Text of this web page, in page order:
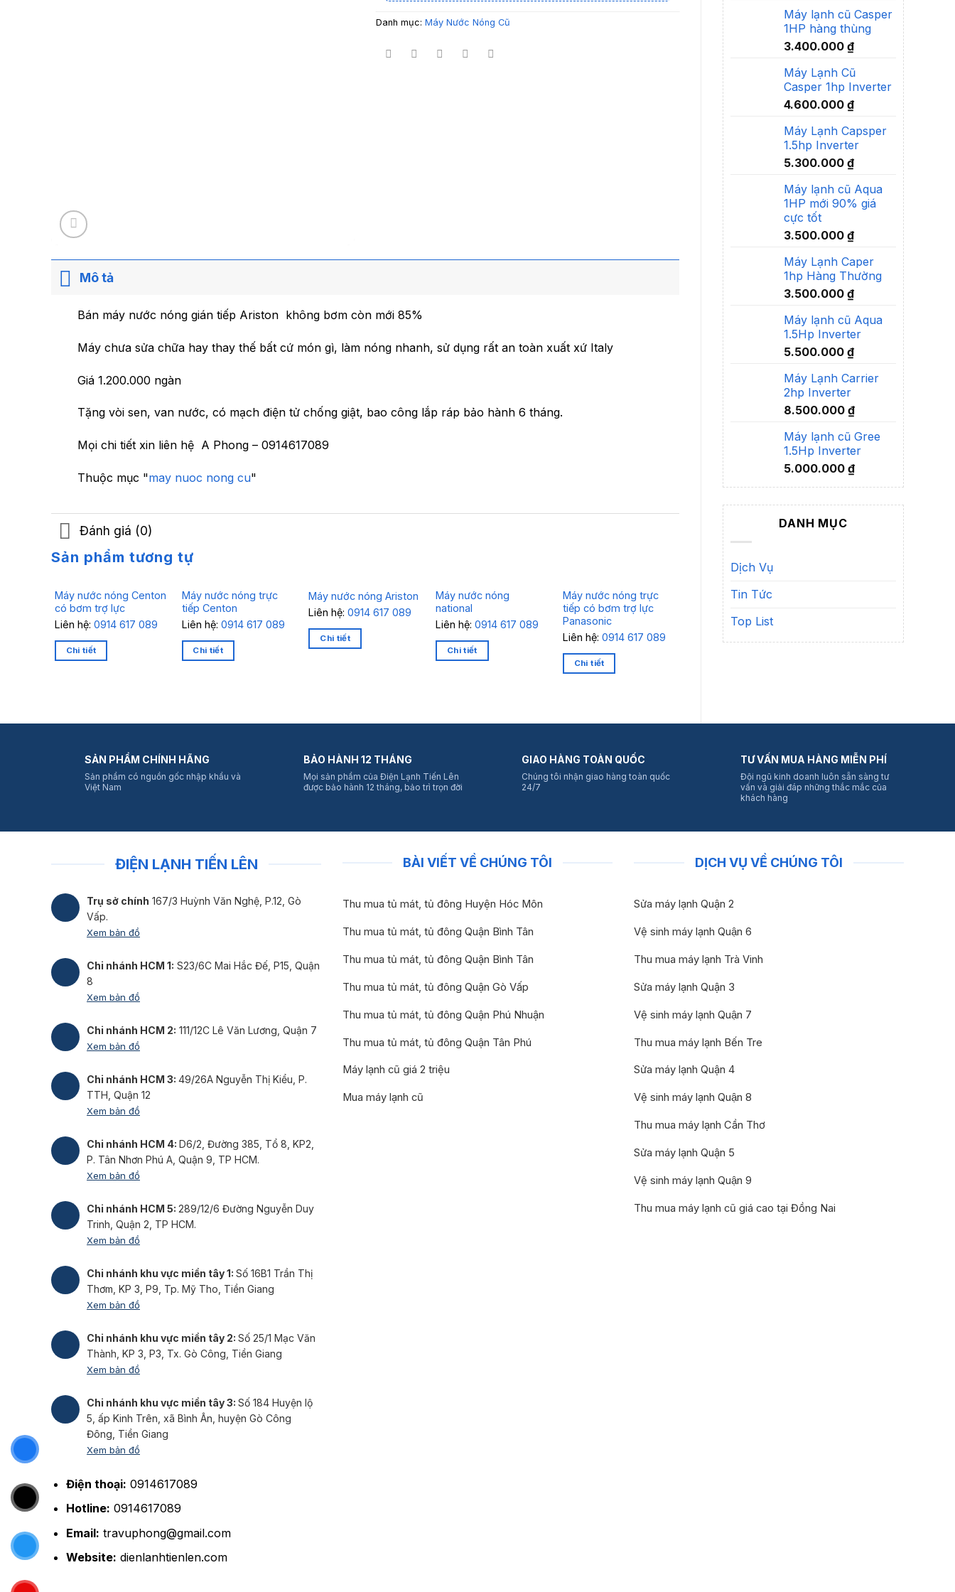
Máy lạnh cũ Casper
1HP hàng thùng
3.400.000 ₫
Máy Lạnh Cũ
Casper 1hp Inverter
4.600.000 ₫
Máy Lạnh Capsper
1.5hp Inverter
5.300.000 ₫
Máy lạnh cũ Aqua
1HP mới 90% giá
cực tốt
3.500.000 ₫
Máy Lạnh Caper
1hp Hàng Thường
3.500.000 ₫
Máy lạnh cũ Aqua
1.5Hp Inverter
5.500.000 ₫
Máy Lạnh Carrier
2hp Inverter
8.500.000 ₫
Máy lạnh cũ Gree
1.5Hp Inverter
5.000.000 ₫
DANH MỤC
Dịch Vụ
Tin Tức
Top List
Danh mục: Máy Nước Nóng Cũ
Mô tả
Bán máy nước nóng gián tiếp Ariston không bơm còn mới 85%
Máy chưa sửa chữa hay thay thế bất cứ món gì, làm nóng nhanh, sử dụng rất an toàn xuất xứ Italy
Giá 1.200.000 ngàn
Tặng vòi sen, van nước, có mạch điện tử chống giật, bao công lắp ráp bảo hành 6 tháng.
Mọi chi tiết xin liên hệ A Phong – 0914617089
Thuộc mục "may nuoc nong cu"
Đánh giá (0)
Sản phẩm tương tự
Máy nước nóng Centon
có bơm trợ lực
Liên hệ: 0914 617 089
Chi tiết
Máy nước nóng trực
tiếp Centon
Liên hệ: 0914 617 089
Chi tiết
Máy nước nóng Ariston
Liên hệ:0914 617 089
Chi tiết
Máy nước nóng
national
Liên hệ:0914 617 089
Chi tiết
Máy nước nóng trực
tiếp có bơm trợ lực
Panasonic
Liên hệ: 0914 617 089
Chi tiết
Máy nước nóng trực
tiếp Yakohama xuất xứ
thái lan
Liên hệ:
Legend có bơm trợ lực
0914 617 089
SẢN PHẨM CHÍNH HÃNG
Sản phẩm có nguồn gốc nhập khẩu và
Việt Nam
BẢO HÀNH 12 THÁNG
Mọi sản phẩm của Điện Lạnh Tiến Lên
được bảo hành 12 tháng, bảo trì trọn đời
GIAO HÀNG TOÀN QUỐC
Chúng tôi nhận giao hàng toàn quốc
24/7
TƯ VẤN MUA HÀNG MIỄN PHÍ
Đội ngũ kinh doanh luôn sẵn sàng tư
vấn và giải đáp những thắc mắc của
khách hàng
ĐIỆN LẠNH TIẾN LÊN
Trụ sở chính 167/3 Huỳnh Văn Nghệ, P.12, Gò
Vấp.
Xem bản đồ
Chi nhánh HCM 1: S23/6C Mai Hắc Đế, P15, Quận
8
Xem bản đồ
Chi nhánh HCM 2: 111/12C Lê Văn Lương, Quận 7
Xem bản đồ
Chi nhánh HCM 3: 49/26A Nguyễn Thị Kiểu, P.
TTH, Quận 12
Xem bản đồ
Chi nhánh HCM 4: D6/2, Đường 385, Tổ 8, KP2,
P. Tân Nhơn Phú A, Quận 9, TP HCM.
Xem bản đồ
Chi nhánh HCM 5: 289/12/6 Đường Nguyễn Duy
Trinh, Quận 2, TP HCM.
Xem bản đồ
Chi nhánh khu vực miền tây 1: Số 16B1 Trần Thị
Thơm, KP 3, P9, Tp. Mỹ Tho, Tiền Giang
Xem bản đồ
Chi nhánh khu vực miền tây 2: Số 25/1 Mạc Văn
Thành, KP 3, P3, Tx. Gò Công, Tiền Giang
Xem bản đồ
Chi nhánh khu vực miền tây 3: Số 184 Huyện lộ
5, ấp Kinh Trên, xã Bình Ân, huyện Gò Công
Đông, Tiền Giang
Xem bản đồ
Điện thoại: 0914617089
Hotline: 0914617089
Email: travuphong@gmail.com
Website: dienlanhtienlen.com
BÀI VIẾT VỀ CHÚNG TÔI
Thu mua tủ mát, tủ đông Huyện Hóc Môn
Thu mua tủ mát, tủ đông Quận Bình Tân
Thu mua tủ mát, tủ đông Quận Bình Tân
Thu mua tủ mát, tủ đông Quận Gò Vấp
Thu mua tủ mát, tủ đông Quận Phú Nhuận
Thu mua tủ mát, tủ đông Quận Tân Phú
Máy lạnh cũ giá 2 triệu
Mua máy lạnh cũ
DỊCH VỤ VỀ CHÚNG TÔI
Sửa máy lạnh Quận 2
Vệ sinh máy lạnh Quận 6
Thu mua máy lạnh Trà Vinh
Sửa máy lạnh Quận 3
Vệ sinh máy lạnh Quận 7
Thu mua máy lạnh Bến Tre
Sửa máy lạnh Quận 4
Vệ sinh máy lạnh Quận 8
Thu mua máy lạnh Cần Thơ
Sửa máy lạnh Quận 5
Vệ sinh máy lạnh Quận 9
Thu mua máy lạnh cũ giá cao tại Đồng Nai